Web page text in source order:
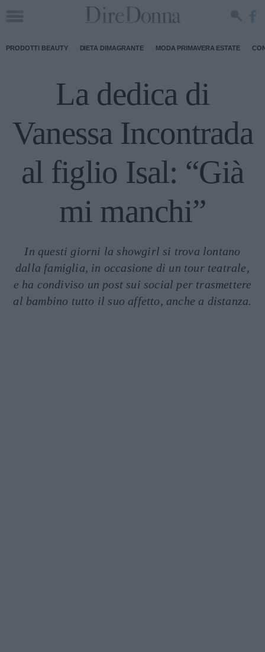
PRODOTTI BEAUTY DIETA DIMAGRANTE MODA PRIMAVERA ESTATE
La dedica di
Vanessa Incontrada
al figlio Isal: “Già
mi manchi”
In questi giorni la showgirl si trova lontano
dalla famiglia, in occasione di un tour teatrale,
e ha condiviso un post sui social per trasmettere
al bambino tutto il suo affetto, anche a distanza.